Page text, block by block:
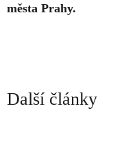
města Prahy.
Další články